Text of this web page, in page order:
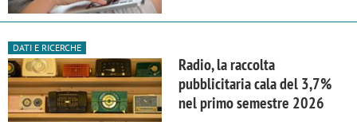
DATI E RICERCHE
Radio, la raccolta
pubblicitaria cala del 3,7%
nel primo semestre 2026